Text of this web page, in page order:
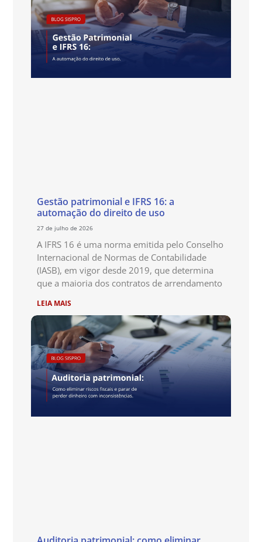
Gestão patrimonial e IFRS 16: a
automação do direito de uso
27 de julho de 2026
A IFRS 16 é uma norma emitida pelo Conselho
Internacional de Normas de Contabilidade
(IASB), em vigor desde 2019, que determina
que a maioria dos contratos de arrendamento
LEIA MAIS